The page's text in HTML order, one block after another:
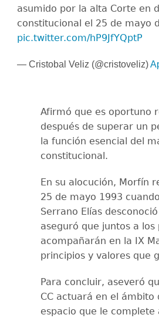
asumido por la alta Corte en
constitucional el 25 de mayo
pic.twitter.com/hP9JfYQptP
— Cristobal Veliz (@cristoveliz)
Afirmó que es oportuno
después de superar un
la función esencial del
constitucional.
En su alocución, Morfín
25 de mayo 1993
Serrano Elías
aseguró que juntos a
acompañarán en la IX
principios y valores que
Para concluir, aseveró
CC actuará en el ámbito
espacio que le complete